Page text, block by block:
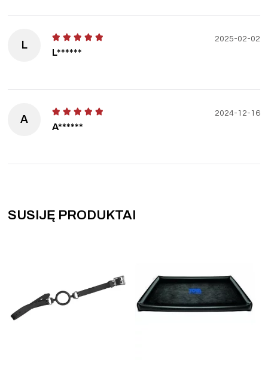
L
L******
2025-02-02
A
A******
2024-12-16
SUSIJĘ PRODUKTAI